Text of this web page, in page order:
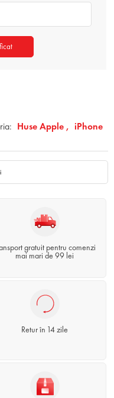
Huse Apple , iPhone
gratuit pentru comenzi
mai mari de 99 lei
Retur în 14 zile